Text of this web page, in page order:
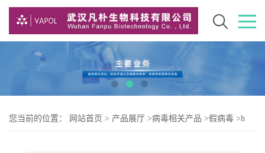
您当前的位置： 网站首页 > 产品展厅 >病毒相关产品 >假病毒 >h